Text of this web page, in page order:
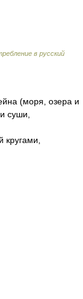
в русский
(моря, озера и
суши,
кругами,